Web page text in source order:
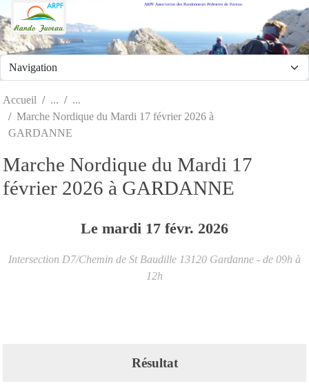
ARPF Association des Randonneurs Pédestres de Fuveau
Accueil
Marche Nordique du Mardi 17 février 2026 à
GARDANNE
Marche Nordique du Mardi 17
février 2026 à GARDANNE
Le mardi 17 févr. 2026
Intersection D7/Chemin de St Baudille 13120 Gardanne - de 09h à
12h
Résultat
Panneau de gestion des cookies